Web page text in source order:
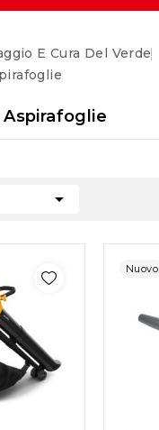
E Cura Del Verde

Nuovo